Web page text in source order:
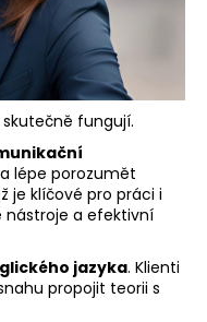
fungují.
a lépe porozumět
je klíčové pro práci i
nástroje a efektivní
jazyka. Klienti
propojit teorii s